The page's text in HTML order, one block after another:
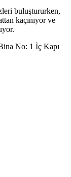
buluştururken,
kaçınıyor ve
No: 1 İç Kapı